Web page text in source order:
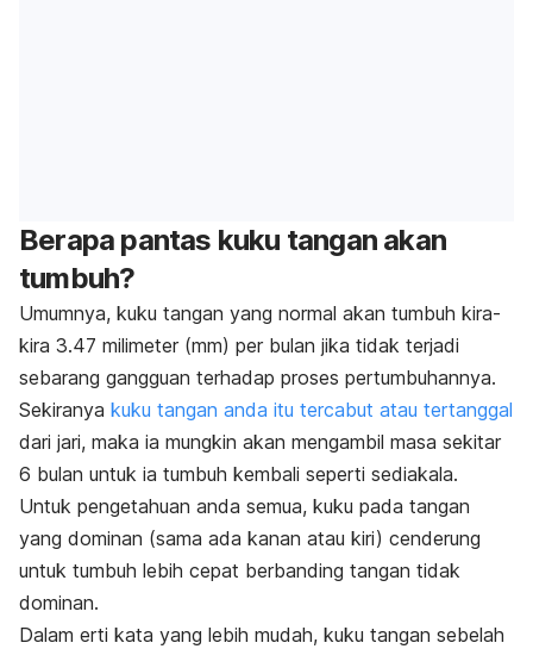
Berapa pantas kuku tangan akan
tumbuh?
Umumnya, kuku tangan yang normal akan tumbuh kira-
kira 3.47 milimeter (mm) per bulan jika tidak terjadi
sebarang gangguan terhadap proses pertumbuhannya.
Sekiranya kuku tangan anda itu tercabut atau tertanggal
dari jari, maka ia mungkin akan mengambil masa sekitar
6 bulan untuk ia tumbuh kembali seperti sediakala.
Untuk pengetahuan anda semua, kuku pada tangan
yang dominan (sama ada kanan atau kiri) cenderung
untuk tumbuh lebih cepat berbanding tangan tidak
dominan.
Dalam erti kata yang lebih mudah, kuku tangan sebelah